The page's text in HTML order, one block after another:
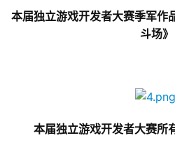
界
本届独立游戏开发者大赛季军作
斗场》
本届独立游戏开发者大赛所